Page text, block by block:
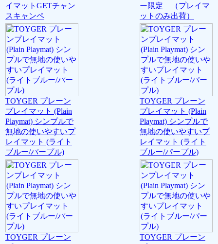
イマットGETチャン
スキャンペ
ー限定 （プレイマ
ットのみ出荷）
TOYGER プレーン
プレイマット (Plain
Playmat) シンプルで
無地の使いやすいプ
レイマット (ライト
ブルー/パープル)
TOYGER プレーン
プレイマット (Plain
Playmat) シンプルで
無地の使いやすいプ
レイマット (ライト
ブルー/パープル)
TOYGER プレーン
TOYGER プレーン